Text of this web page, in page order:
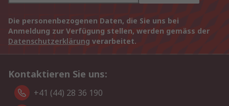
Die personenbezogenen Daten, die Sie uns bei
Anmeldung zur Verfügung stellen, werden gemäss der
Datenschutzerklärung verarbeitet.
Kontaktieren Sie uns:
+41 (44) 28 36 190